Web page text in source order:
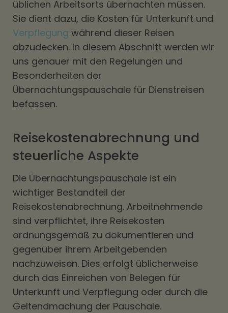
üblichen Arbeitsorts übernachten müssen.
Sie dient dazu, die Kosten für Unterkunft und
Verpflegung während dieser Reisen
abzudecken. In diesem Abschnitt werden wir
uns genauer mit den Regelungen und
Besonderheiten der
Übernachtungspauschale für Dienstreisen
befassen.
Reisekostenabrechnung und
steuerliche Aspekte
Die Übernachtungspauschale ist ein
wichtiger Bestandteil der
Reisekostenabrechnung. Arbeitnehmende
sind verpflichtet, ihre Reisekosten
ordnungsgemäß zu dokumentieren und
gegenüber ihrem Arbeitgebenden
nachzuweisen. Dies erfolgt üblicherweise
durch das Einreichen von Belegen für
Unterkunft und Verpflegung oder durch die
Geltendmachung der Pauschale.